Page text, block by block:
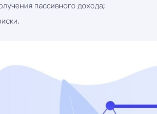
пассивного дохода;